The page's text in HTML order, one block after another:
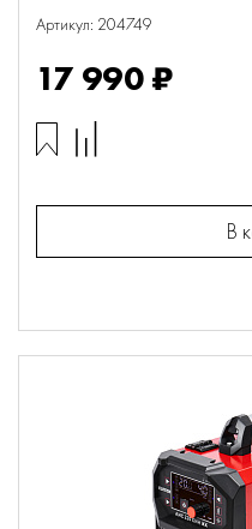
Артикул: 204749
17 990 ₽
В